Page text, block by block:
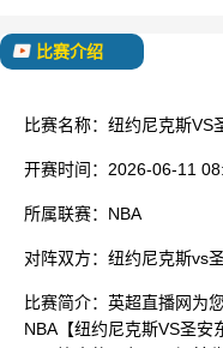
比赛介绍
比赛名称： 纽约尼克斯VS
开赛时间： 2026-06-11
所属联赛： NBA
对阵双方： 纽约尼克斯vs
比赛简介： 英超直播网为
NBA【纽约尼克斯VS圣安